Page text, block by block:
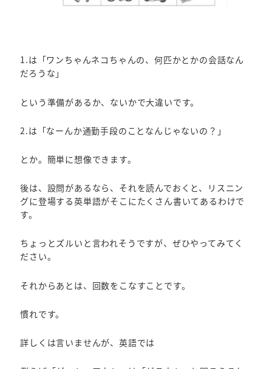
1.は「ワンちゃんネコちゃんの、何匹かとかの会話なん
だろうな」
という準備があるか、ないかで大違いです。
2.は「なーんか通勤手段のことなんじゃないの？」
とか。簡単に想像できます。
後は、設問があるなら、それを読んでおくと、リスニン
グに登場する英単語がそこにたくさん書いてあるわけで
す。
ちょっとズルいと言われそうですが、ぜひやってみてく
ださい。
それからあとは、回数をこなすことです。
慣れです。
詳しくは言いませんが、英語では